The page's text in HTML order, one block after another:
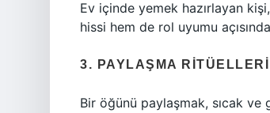
Ev içinde yemek hazırlayan
hissi hem de rol uyumu
3. PAYLAŞMA RITÜELLERI
Bir öğünü paylaşmak, sıcak ve